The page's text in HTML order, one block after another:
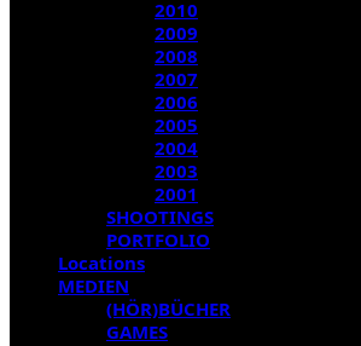
2010
2009
2008
2007
2006
2005
2004
2003
2001
SHOOTINGS
PORTFOLIO
Locations
MEDIEN
(HÖR)BÜCHER
GAMES